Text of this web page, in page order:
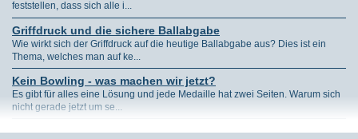
feststellen, dass sich alle i...
Griffdruck und die sichere Ballabgabe
Wie wirkt sich der Griffdruck auf die heutige Ballabgabe aus? Dies ist ein
Thema, welches man auf ke...
Kein Bowling - was machen wir jetzt?
Es gibt für alles eine Lösung und jede Medaille hat zwei Seiten. Warum sich
nicht gerade jetzt um se...
Fitness für Bowling-Senioren